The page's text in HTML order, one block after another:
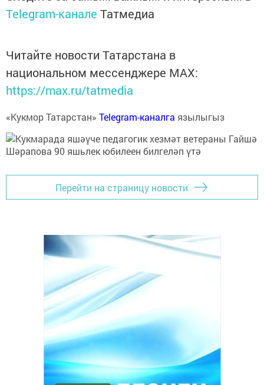
Telegram-канале Татмедиа
Читайте новости Татарстана в
национальном мессенджере MАХ:
https://max.ru/tatmedia
«Кукмор Татарстан» Telegram-каналга язылыгыз
Перейти на страницу новости